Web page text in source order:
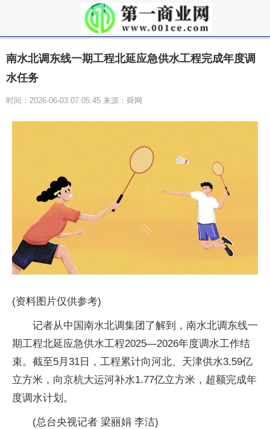
南水北调东线一期工程北延应急供水工程完成年度调
水任务
时间：2026-06-03 07:05:45 来源：舜网
(资料图片仅供参考)
记者从中国南水北调集团了解到，南水北调东线一
期工程北延应急供水工程2025—2026年度调水工作结
束。截至5月31日，工程累计向河北、天津供水3.59亿
立方米，向京杭大运河补水1.77亿立方米，超额完成年
度调水计划。
(总台央视记者 梁丽娟 李洁)